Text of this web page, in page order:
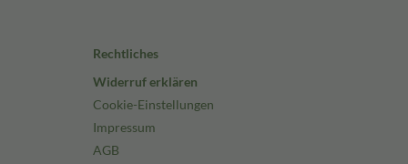
Rechtliches
Widerruf erklären
Cookie-Einstellungen
Impressum
AGB